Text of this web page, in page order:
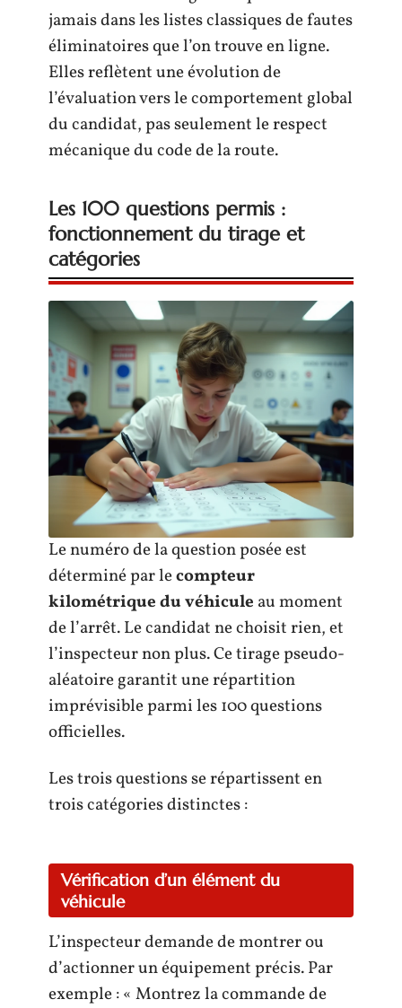
jamais dans les listes classiques de fautes
éliminatoires que l’on trouve en ligne.
Elles reflètent une évolution de
l’évaluation vers le comportement global
du candidat, pas seulement le respect
mécanique du code de la route.
Les 100 questions permis :
fonctionnement du tirage et
catégories
Le numéro de la question posée est
déterminé par lecompteur
kilométrique du véhicule au moment
de l’arrêt. Le candidat ne choisit rien, et
l’inspecteur non plus. Ce tirage pseudo-
aléatoire garantit une répartition
imprévisible parmi les 100 questions
officielles.
Les trois questions se répartissent en
trois catégories distinctes :
Vérification d’un élément du
véhicule
L’inspecteur demande de montrer ou
d’actionner un équipement précis. Par
exemple : « Montrez la commande de